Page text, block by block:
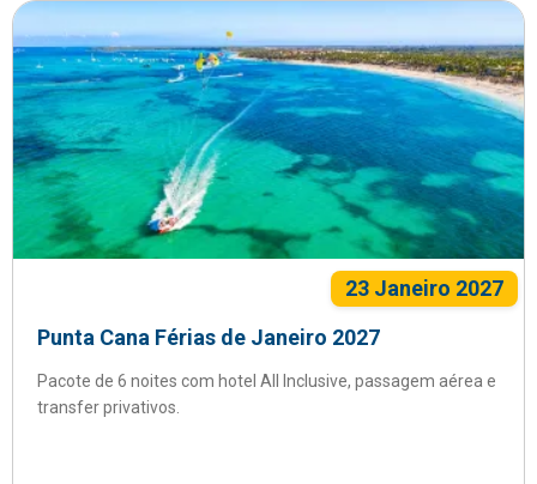
23 Janeiro 2027
Punta Cana Férias de Janeiro 2027
Pacote de 6 noites com hotel All Inclusive, passagem aérea e
transfer privativos.